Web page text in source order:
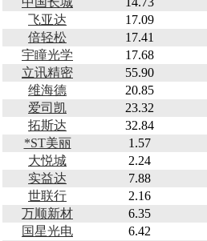
飞亚达
17.09
倍轻松
17.41
宇瞳光学
17.68
立讯精密
55.90
维海德
20.85
爱司凯
23.32
拓斯达
32.84
*ST美丽
1.57
大悦城
2.24
实益达
7.88
世联行
2.16
万顺新材
6.35
国星光电
6.42